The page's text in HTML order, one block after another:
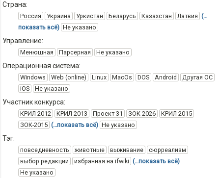
Страна:
Россия Украина Уркистан Беларусь Казахстан Латвия (…
показать всё) Не указано
Управление:
Менюшная Парсерная Не указано
Операционная система:
Windows Web (online) Linux MacOs DOS Android
Другая ОС
iOS
Не указано
Участник конкурса:
КРИЛ-2012 КРИЛ-2013 Проект 31 ЗОК-2026
КРИЛ-2015
ЗОК-2015 (…показать всё) Не указано
Тэг:
повседневность животные выживание
сюрреализм
выбор редакции
избранная на ifwiki (…показать всё)
Не указано